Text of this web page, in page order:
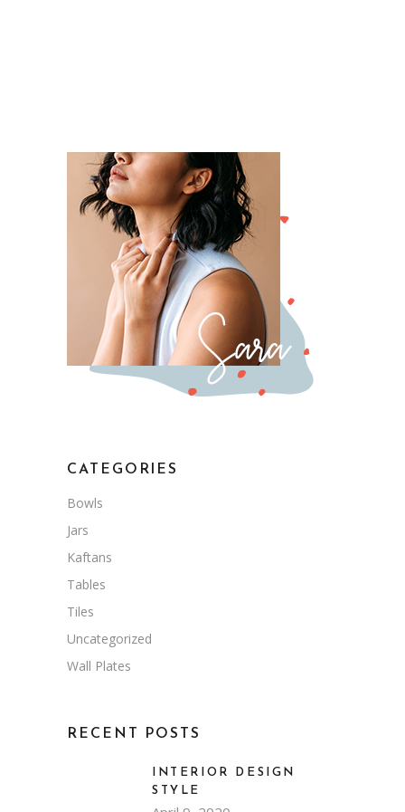
CATEGORIES
Bowls
Jars
Kaftans
Tables
Tiles
Uncategorized
Wall Plates
RECENT POSTS
INTERIOR DESIGN
STYLE